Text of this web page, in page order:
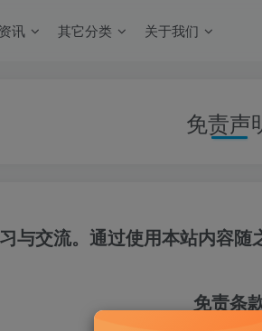
讯 其它分类 关于我们
免责声
与交流。通过使用本站内容
免责条